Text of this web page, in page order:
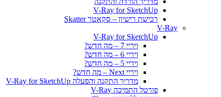
V-Ray for SketchUp
רכישת רישיון – סקאטר Skatter
V-Ray
V-Ray for SketchUp
ויריי 7 – מה חדש?
ויריי 6 – מה חדש?
ויריי 5 – מה חדש?
ויריי Next – מה חדש?
מדריך התקנה והפעלה V-Ray for SketchUp
פורטל התמיכה V-Ray